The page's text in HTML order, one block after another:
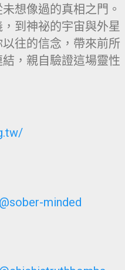
想像過的真相之門。
到神祕的宇宙與外星
往的信念，帶來前所
，親自驗證這場靈性
minded